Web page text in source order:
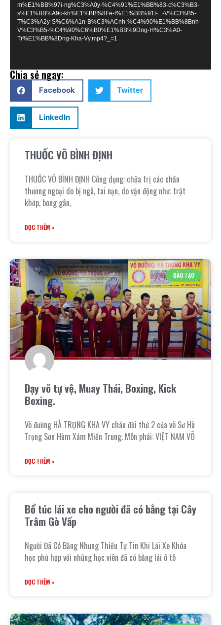
m%E1%BB%97i-ng%C3%A0y-%C4%91%E1%BB%83-c%C3%B3-
s%E1%BB%A9c-kh%E1%BB%8Fe-t%E1%BB%91t-...-V%C3%B5-
T%C3%A2y-S%C6%A1n-B%C3%ACnh-%C4%90%E1%BB%8Bnh-
V%C3%B5-%C4%90%C6%B0%E1%BB%9Dng-H%C3%A0-
Tr%E1%BB%8Dng-Kha-Vy.mp4?_=1
Chia sẻ ngay:
Facebook Twitter
LinkedIn
THUỐC VÕ BÌNH ĐỊNH
THUỐC VÕ BÌNH ĐỊNH Công dụng: chữa trị các chấn
thương ngoại do bị ngã, tai nạn, do vận động như: trật
khớp, bong gân,
ĐỌC THÊM »
ĐÀO TẠO
Dạy võ tự vệ, Muay Thái, Boxing, Kick
Boxing.
Võ đường HÀ TRỌNG KHA VY cháu đời thứ 2 của võ Sư Hà
Trọng Sơn Hùm Xám Miền Trung. Môn phái: VIỆT NAM VÕ
ĐỌC THÊM »
Bổ túc lái xe cho người đã có bằng tại Cây
Trâm Gò Vấp
Người Đã Có Bằng Nhưng Thiếu Tự Tin Khi Lái Xe Khóa
học phù hợp với những học viên đã có bằng lái ô tô
ĐỌC THÊM »